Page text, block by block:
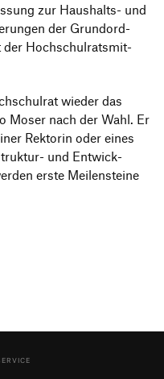
zur Haus­halts- und
der Grund­ord­
der Hoch­schul­rats­mit­
wieder das
Moser nach der Wahl. Er
Rektorin oder eines
und Entwick­
erste Meilen­steine